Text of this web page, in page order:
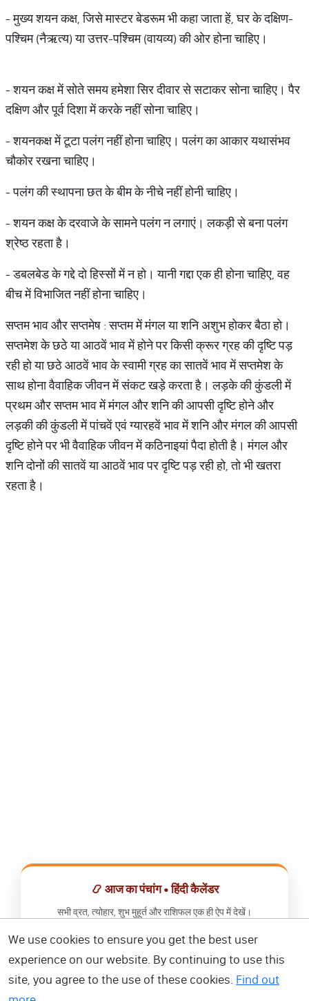
- मुख्य शयन कक्ष, जिसे मास्टर बेडरूम भी कहा जाता हें, घर के दक्षिण-
पश्चिम (नैऋत्य) या उत्तर-पश्चिम (वायव्य) की ओर होना चाहिए।
- शयन कक्ष में सोते समय हमेशा सिर दीवार से सटाकर सोना चाहिए। पैर
दक्षिण और पूर्व दिशा में करके नहीं सोना चाहिए।
- शयनकक्ष में टूटा पलंग नहीं होना चाहिए। पलंग का आकार यथासंभव
चौकोर रखना चाहिए।
- पलंग की स्थापना छत के बीम के नीचे नहीं होनी चाहिए।
- शयन कक्ष के दरवाजे के सामने पलंग न लगाएं। लकड़ी से बना पलंग
श्रेष्ठ रहता है।
- डबलबेड के गद्दे दो हिस्सों में न हो। यानी गद्दा एक ही होना चाहिए, वह
बीच में विभाजित नहीं होना चाहिए।
सप्तम भाव और सप्तमेष : सप्तम में मंगल या शनि अशुभ होकर बैठा हो।
सप्‍तमेश के छठे या आठवें भाव में होने पर किसी क्रूर ग्रह की दृष्टि पड़
रही हो या छठे आठवें भाव के स्‍वामी ग्रह का सातवें भाव में सप्‍तमेश के
साथ होना वैवाहिक जीवन में संकट खड़े करता है। लड़के की कुंडली में
प्रथम और सप्तम भाव में मंगल और शनि की आपसी दृष्टि होने और
लड़की की कुंडली में पांचवें एवं ग्‍यारहवें भाव में शनि और मंगल की आपसी
दृष्टि होने पर भी वैवाहिक जीवन में कठिनाइयां पैदा होती है। मंगल और
शनि दोनों की सातवें या आठवें भाव पर दृष्टि पड़ रही हो, तो भी खतरा
रहता है।
📿 आज का पंचांग • हिंदी कैलेंडर
सभी व्रत, त्योहार, शुभ मुहूर्त और राशिफल एक ही ऐप में देखें।
📅 हिंदी कैलेंडर ऐप डाउनलोड करें
We use cookies to ensure you get the best user
experience on our website. By continuing to use this
site, you agree to the use of these cookies. Find out